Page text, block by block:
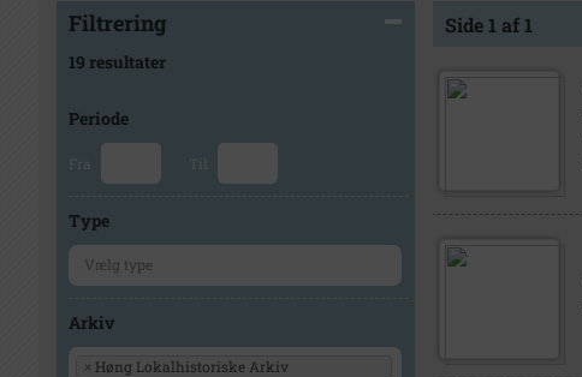
Filtrering
19 resultater
Periode
Fra Til
Type
Arkiv
× Høng Lokalhistoriske Arkiv
Side 1 af 1